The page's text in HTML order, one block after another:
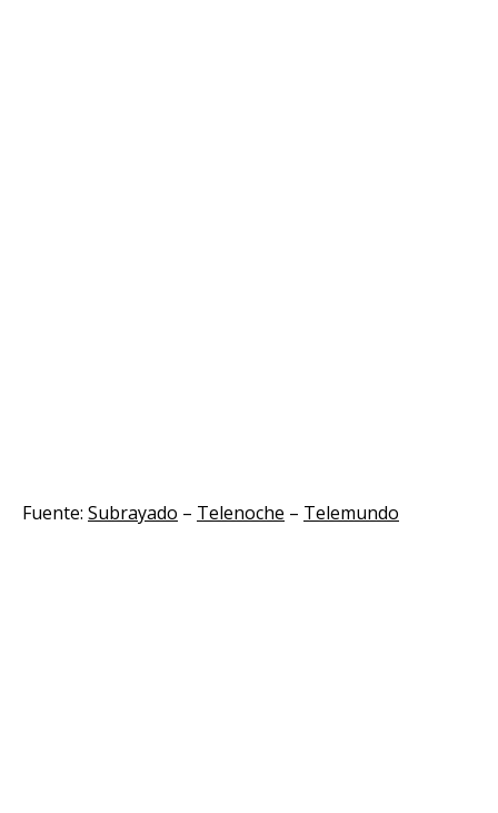
Fuente: Subrayado – Telenoche – Telemundo